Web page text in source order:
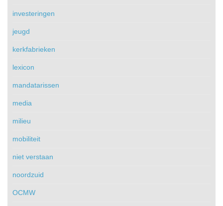
investeringen
jeugd
kerkfabrieken
lexicon
mandatarissen
media
milieu
mobiliteit
niet verstaan
noordzuid
OCMW